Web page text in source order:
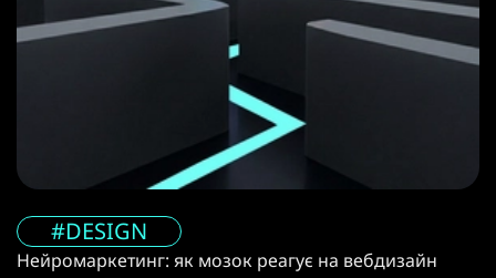
#DESIGN
Нейромаркетинг: як мозок реагує на вебдизайн